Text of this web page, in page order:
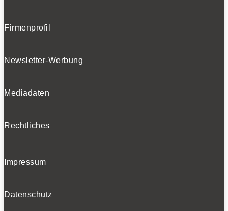
Firmenprofil
Newsletter-Werbung
Mediadaten
Rechtliches
Impressum
Datenschutz